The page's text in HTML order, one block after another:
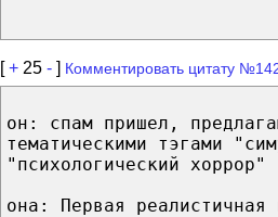
[+ 25 - ] Комментировать цитату
он: спам пришел,
тематическими тэгами
"психологический хоррор"
она: Первая реалистичная